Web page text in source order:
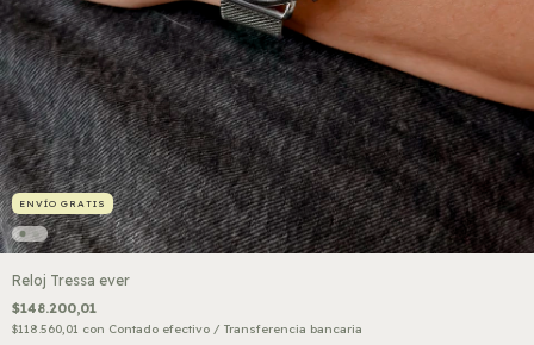
ENVÍO GRATIS
Reloj Tressa ever
$148.200,01
$118.560,01 con Contado efectivo / Transferencia bancaria